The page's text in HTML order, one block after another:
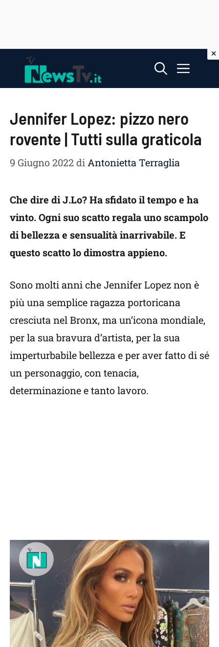
contenuto
Menu
Jennifer Lopez: pizzo nero
rovente | Tutti sulla graticola
9 Giugno 2022di Antonietta Terraglia
Che dire di J.Lo? Ha sfidato il tempo e ha
vinto. Ogni suo scatto regala uno scampolo
di bellezza e sensualità inarrivabile. E
questo scatto lo dimostra appieno.
Sono molti anni che Jennifer Lopez non è
più una semplice ragazza portoricana
cresciuta nel Bronx, ma un’icona mondiale,
per la sua bravura d’artista, per la sua
imperturbabile bellezza e per aver fatto di sé
un personaggio, con tenacia,
determinazione e tanto lavoro.